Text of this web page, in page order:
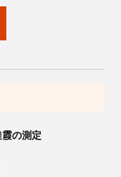
の測定